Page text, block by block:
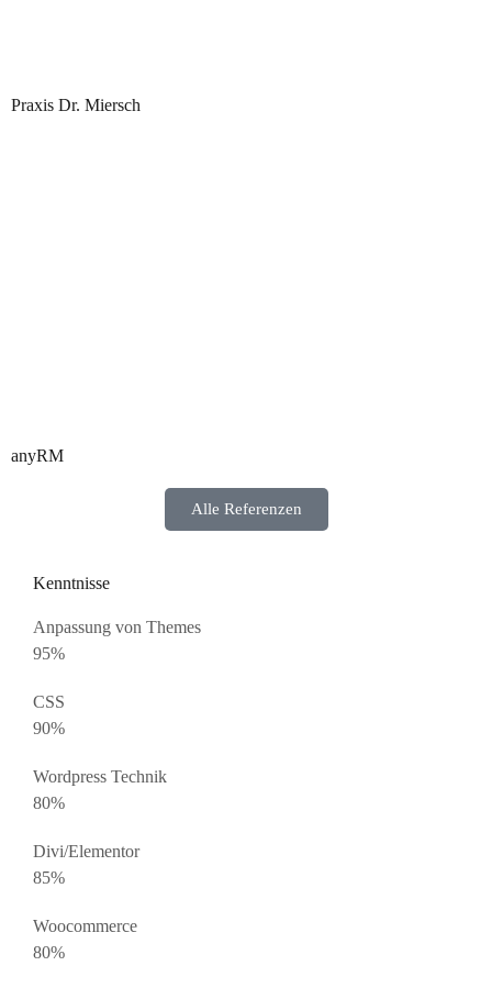
Praxis Dr. Miersch
anyRM
Alle Referenzen
Kenntnisse
Anpassung von Themes
95%
CSS
90%
Wordpress Technik
80%
Divi/Elementor
85%
Woocommerce
80%